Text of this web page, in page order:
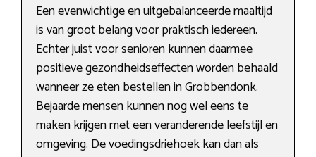
Een evenwichtige en uitgebalanceerde maaltijd
is van groot belang voor praktisch iedereen.
Echter juist voor senioren kunnen daarmee
positieve gezondheidseffecten worden behaald
wanneer ze eten bestellen in Grobbendonk.
Bejaarde mensen kunnen nog wel eens te
maken krijgen met een veranderende leefstijl en
omgeving. De voedingsdriehoek kan dan als